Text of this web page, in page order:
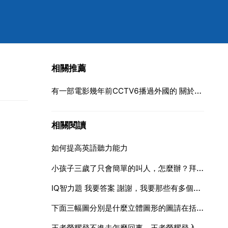
相關推薦
有一部電影幾年前CCTV6播過外國的 關於海的電影高分啊！誰能告訴我詳情看補充
相關閱讀
如何提高英語聽力能力
小孩子三歲了只會簡單的叫人，怎麼辦？拜託各位大神
IQ智力題 我要答案 謝謝，我要那些有多個答案的IQ題！！
下面三幅圖分別是什麼立體圖形的圖請在括號裡填出立體圖形的